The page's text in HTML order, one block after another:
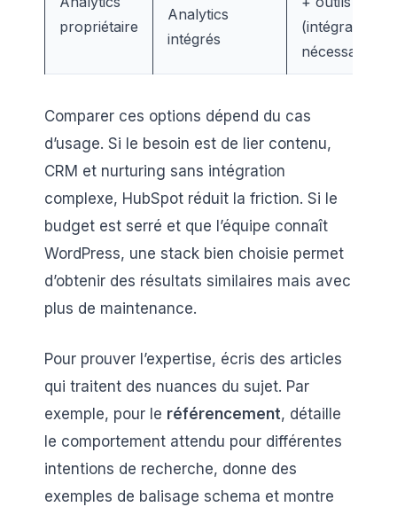
propriétaire
Analytics
intégrés
(intégration
nécessaire)
Comparer ces options dépend du cas
d’usage. Si le besoin est de lier contenu,
CRM et nurturing sans intégration
complexe, HubSpot réduit la friction. Si le
budget est serré et que l’équipe connaît
WordPress, une stack bien choisie permet
d’obtenir des résultats similaires mais avec
plus de maintenance.
Pour prouver l’expertise, écris des articles
qui traitent des nuances du sujet. Par
exemple, pour le référencement, détaille
le comportement attendu pour différentes
intentions de recherche, donne des
exemples de balisage schema et montre